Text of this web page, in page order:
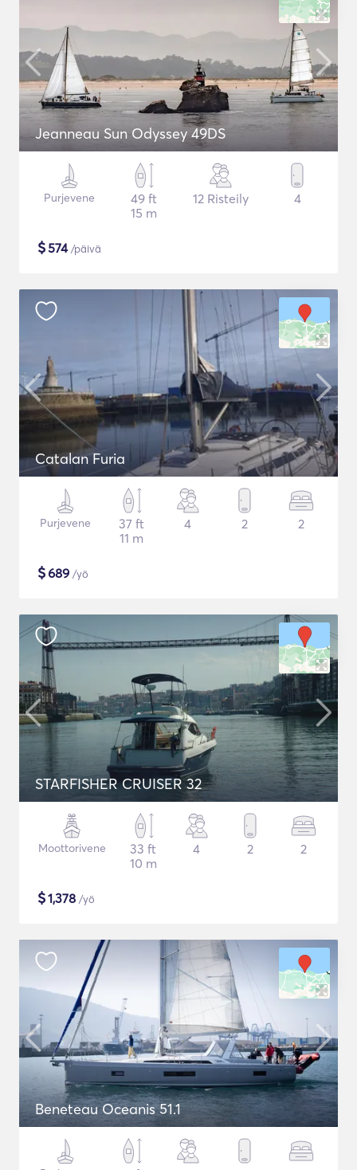
Jeanneau Sun Odyssey 49DS
Purjevene
49 ft
15 m
12 Risteily 4
$574/päivä
Catalan Furia
Purjevene
37 ft
11 m
4 2 2
$689 /yö
STARFISHER CRUISER 32
Moottorivene
33 ft
10 m
4 2 2
$1,378 /yö
Beneteau Oceanis 51.1